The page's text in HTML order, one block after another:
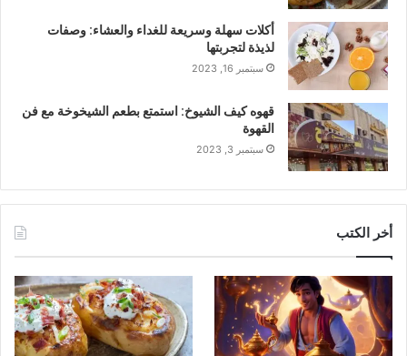
أكلات سهلة وسريعة للغداء والعشاء: وصفات
لذيذة لتجربتها
سبتمبر 16, 2023
قهوه كيف الشيوخ: استمتع بطعم الشيخوخة مع فن
القهوة
سبتمبر 3, 2023
أخر الكتب